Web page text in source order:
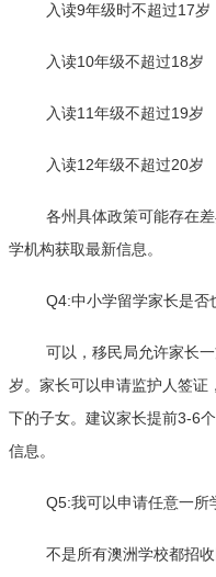
入读9年级时不超过17岁
入读10年级不超过18岁
入读11年级不超过19岁
入读12年级不超过20岁
各州具体政策可能存在
学机构获取最新信息。
Q4:中小学留学家长是否
可以，移民局允许家长
岁。家长可以申请监护人签证
下的子女。建议家长提前3-6
信息。
Q5:我可以申请任意一所
不是所有澳洲学校都招